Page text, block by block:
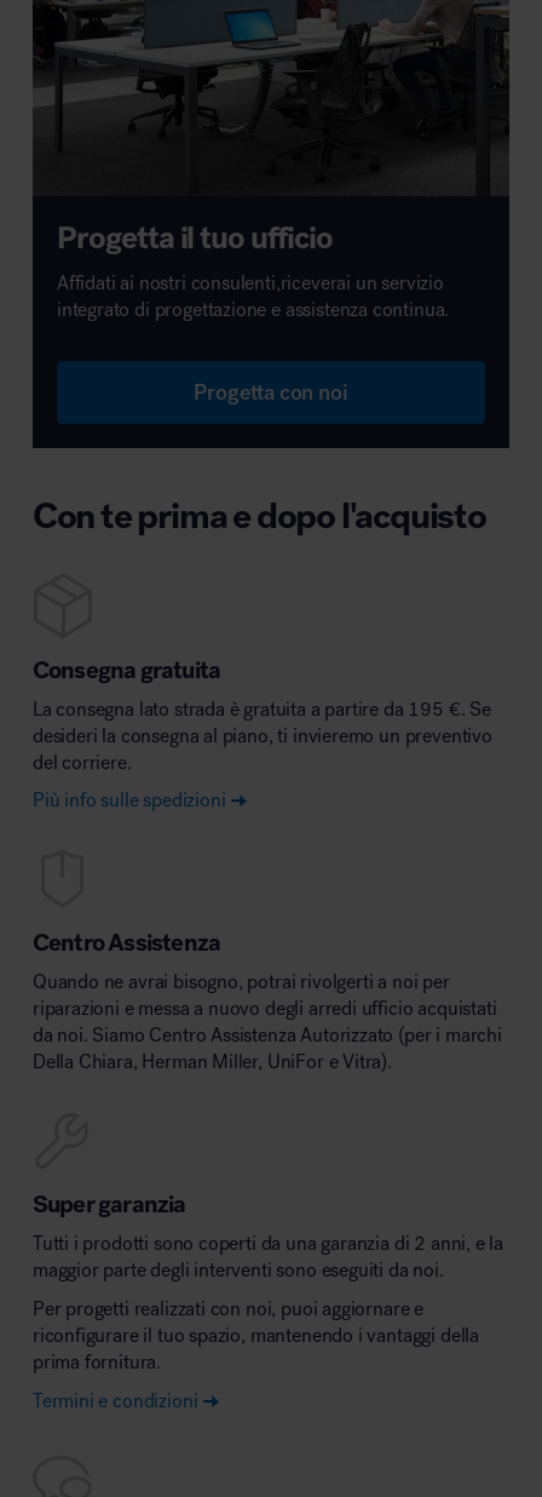
Progetta il tuo ufficio
Affidati ai nostri consulenti,riceverai un servizio
integrato di progettazione e assistenza continua.
Progetta con noi
Con te prima e dopo l'acquisto
Consegna gratuita
La consegna lato strada è gratuita a partire da 195 €. Se
desideri la consegna al piano, ti invieremo un preventivo
del corriere.
Più info sulle spedizioni
Centro Assistenza
Quando ne avrai bisogno, potrai rivolgerti a noi per
riparazioni e messa a nuovo degli arredi ufficio acquistati
da noi. Siamo Centro Assistenza Autorizzato (per i marchi
Della Chiara, Herman Miller, UniFor e Vitra).
Super garanzia
Tutti i prodotti sono coperti da una garanzia di 2 anni, e la
maggior parte degli interventi sono eseguiti da noi.
Per progetti realizzati con noi, puoi aggiornare e
riconfigurare il tuo spazio, mantenendo i vantaggi della
prima fornitura.
Termini e condizioni